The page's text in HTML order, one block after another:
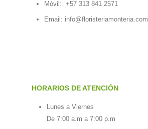
Móvil: +57 313 841 2571
Email: info@floristeriamonteria.com
HORARIOS DE ATENCIÓN
Lunes a Viernes
De 7:00 a.m a 7:00 p.m